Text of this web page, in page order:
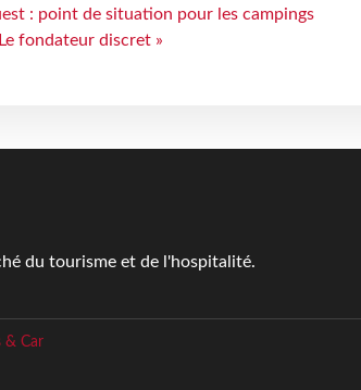
: point de situation pour les campings
fondateur discret »
du tourisme et de l'hospitalité.
& Car